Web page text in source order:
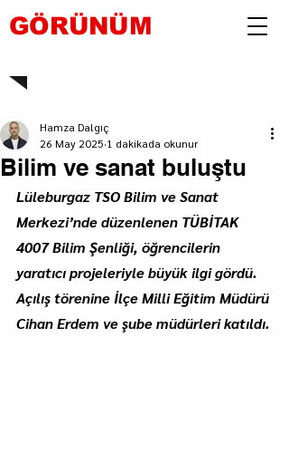
GÖRÜNÜM
Bilim ve sanat buluştu
Hamza Dalgıç
26 May 2025 1 dakikada okunur
Lüleburgaz TSO Bilim ve Sanat
Merkezi’nde düzenlenen TÜBİTAK
4007 Bilim Şenliği, öğrencilerin
yaratıcı projeleriyle büyük ilgi gördü.
Açılış törenine İlçe Milli Eğitim Müdürü
Cihan Erdem ve şube müdürleri katıldı.